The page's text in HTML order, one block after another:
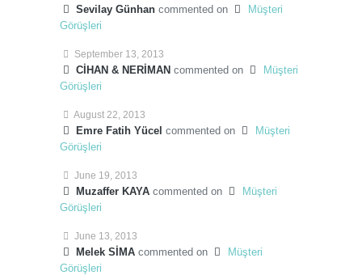
Sevilay Günhan commented on
Müşteri
Görüşleri
September 13, 2013
CİHAN & NERİMAN commented on
Müşteri
Görüşleri
August 22, 2013
Emre Fatih Yücel commented on
Müşteri
Görüşleri
June 19, 2013
Muzaffer KAYA commented on
Müşteri
Görüşleri
June 13, 2013
Melek SİMA commented on
Müşteri
Görüşleri